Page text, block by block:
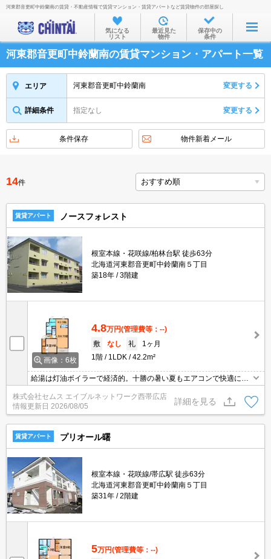
お部屋を探す
沿線・駅から
住所から
家賃相場から
物件特集から
不動産会社から
TOP
河東郡音更町中鈴蘭南の賃貸・不動産情報で賃貸マンション・賃貸アパートなど賃貸物件の部屋探し
気になる
リスト
最近見た
物件
保存中の
条件
河東郡音更町中鈴蘭南の賃貸マンション・アパート一覧
エリア 河東郡音更町中鈴蘭南 変更する
詳細条件 指定なし 変更する
条件保存 物件新着メール
14件
賃貸アパート ノースフォレスト
根室本線・花咲線/柏林台駅 徒歩63分
北海道河東郡音更町中鈴蘭南５丁目
築18年
3階建
画像：6枚
4.8万円(管理費等：--)
敷
なし 礼
1ヶ月
1階
1LDK 42.2m²
給湯は灯油ボイラーで経済的。十勝の暑い夏もエアコンで快適にお
過ごしいただけます。対面キッチンで楽しくお料理♪灯油は集中メー
ター式。人気の設備、温水洗浄便座・TVインターフォン完備。イン
ターネット無料付き。
株式会社セムス エイブルネットワーク西帯広店
情報更新日 2026/08/05
詳細を見る
賃貸アパート プリオール曙
根室本線・花咲線/帯広駅 徒歩63分
北海道河東郡音更町中鈴蘭南５丁目
築31年
2階建
5万円(管理費等：--)